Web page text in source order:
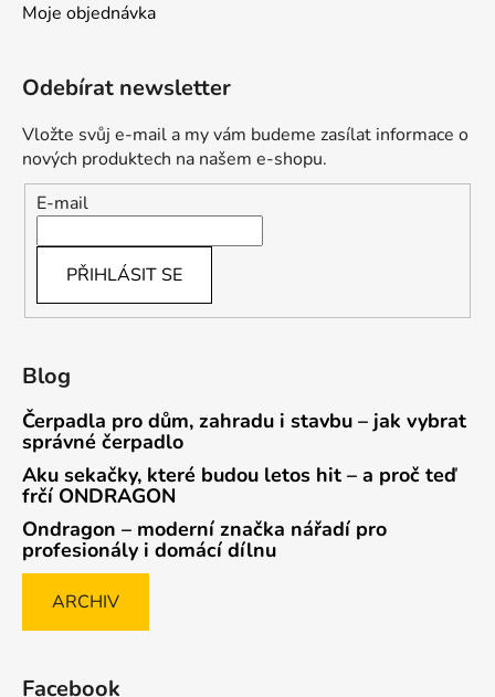
Moje objednávka
Odebírat newsletter
Vložte svůj e-mail a my vám budeme zasílat informace o
nových produktech na našem e-shopu.
E-mail
PŘIHLÁSIT SE
Blog
Čerpadla pro dům, zahradu i stavbu – jak vybrat
správné čerpadlo
Aku sekačky, které budou letos hit – a proč teď
frčí ONDRAGON
Ondragon – moderní značka nářadí pro
profesionály i domácí dílnu
ARCHIV
Facebook